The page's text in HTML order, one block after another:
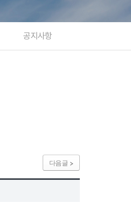
공지사항
다음글